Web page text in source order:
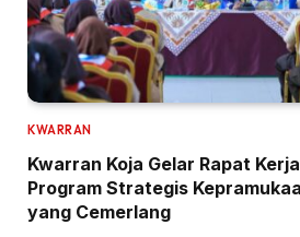
KWARRAN
Kwarran Koja Gelar Rapat
Program Strategis
yang Cemerlang